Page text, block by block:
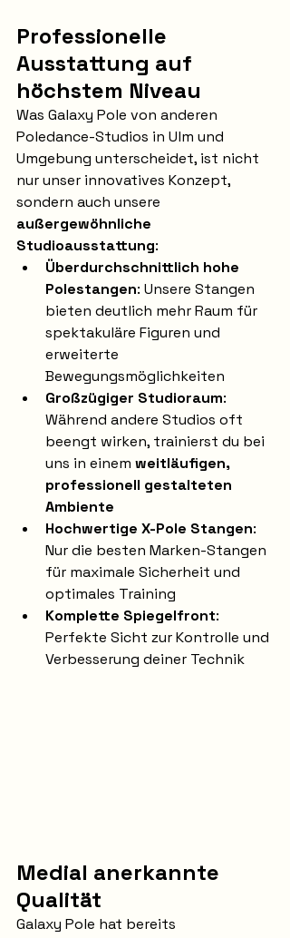
Professionelle
Ausstattung auf
höchstem Niveau
Was Galaxy Pole von anderen
Poledance-Studios in Ulm und
Umgebung unterscheidet, ist nicht
nur unser innovatives Konzept,
sondern auch unsere
außergewöhnliche
Studioausstattung:
Überdurchschnittlich hohe
Polestangen: Unsere Stangen
bieten deutlich mehr Raum für
spektakuläre Figuren und
erweiterte
Bewegungsmöglichkeiten
Großzügiger Studioraum:
Während andere Studios oft
beengt wirken, trainierst du bei
uns in einem weitläufigen,
professionell gestalteten
Ambiente
Hochwertige X-Pole Stangen:
Nur die besten Marken-Stangen
für maximale Sicherheit und
optimales Training
Komplette Spiegelfront:
Perfekte Sicht zur Kontrolle und
Verbesserung deiner Technik
Medial anerkannte
Qualität
Galaxy Pole hat bereits